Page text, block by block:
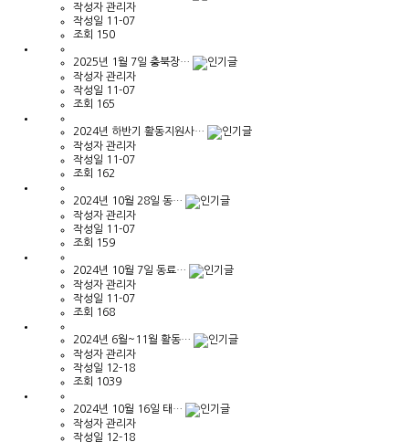
작성자 관리자
작성일 11-07
조회 150
2025년 1월 7일 충북장…
작성자 관리자
작성일 11-07
조회 165
2024년 하반기 활동지원사…
작성자 관리자
작성일 11-07
조회 162
2024년 10월 28일 동…
작성자 관리자
작성일 11-07
조회 159
2024년 10월 7일 동료…
작성자 관리자
작성일 11-07
조회 168
2024년 6월~11월 활동…
작성자 관리자
작성일 12-18
조회 1039
2024년 10월 16일 태…
작성자 관리자
작성일 12-18